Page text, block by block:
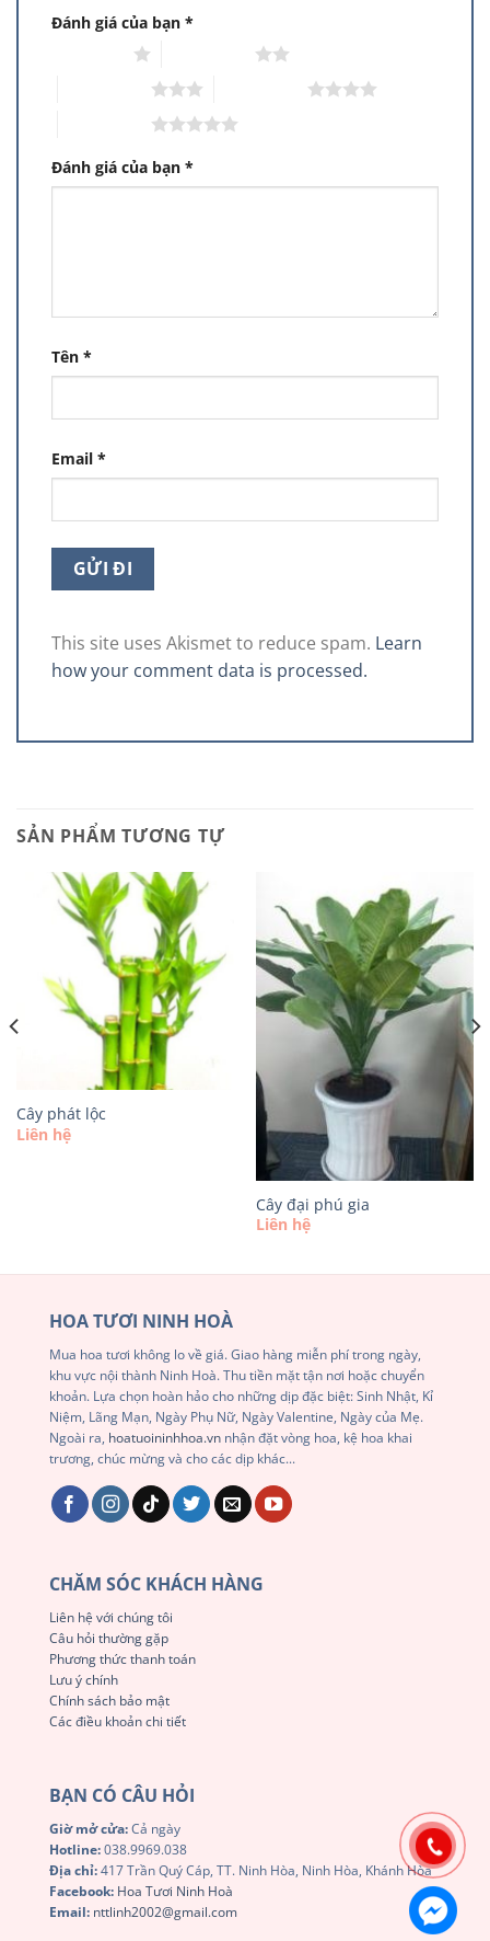
Đánh giá của bạn *
Đánh giá của bạn *
Tên *
Email *
This site uses Akismet to reduce spam. Learn
how your comment data is processed.
SẢN PHẨM TƯƠNG TỰ
Cây phát lộc
Liên hệ
Cây đại phú gia
Liên hệ
HOA TƯƠI NINH HOÀ
Mua hoa tươi không lo về giá. Giao hàng miễn phí trong ngày,
khu vực nội thành Ninh Hoà. Thu tiền mặt tận nơi hoặc chuyển
khoản. Lựa chọn hoàn hảo cho những dịp đặc biệt: Sinh Nhật, Kỉ
Niệm, Lãng Mạn, Ngày Phụ Nữ, Ngày Valentine, Ngày của Mẹ.
Ngoài ra, hoatuoininhhoa.vn nhận đặt vòng hoa, kệ hoa khai
trương, chúc mừng và cho các dịp khác...
CHĂM SÓC KHÁCH HÀNG
Liên hệ với chúng tôi
Câu hỏi thường gặp
Phương thức thanh toán
Lưu ý chính
Chính sách bảo mật
Các điều khoản chi tiết
BẠN CÓ CÂU HỎI
Giờ mở cửa:Cả ngày
Hotline:038.9969.038
Địa chỉ:417 Trần Quý Cáp, TT. Ninh Hòa, Ninh Hòa, Khánh Hòa
Facebook: Hoa Tươi Ninh Hoà
Email: nttlinh2002@gmail.com